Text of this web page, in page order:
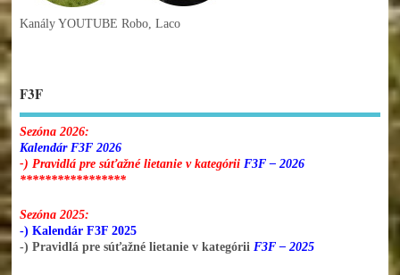
Kanály YOUTUBE Robo, Laco
F3F
Sezóna 2026:
Kalendár F3F 2026
-) Pravidlá pre súťažné lietanie v kategórii F3F – 2026
*****************
Sezóna 2025:
-) Kalendár F3F 2025
-) Pravidlá pre súťažné lietanie v kategórii F3F – 2025